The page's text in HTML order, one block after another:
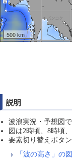
500 km
説明
波浪実況・予想図で
図は2時頃、8時頃
要素切り替えボタ
「波の高さ」の